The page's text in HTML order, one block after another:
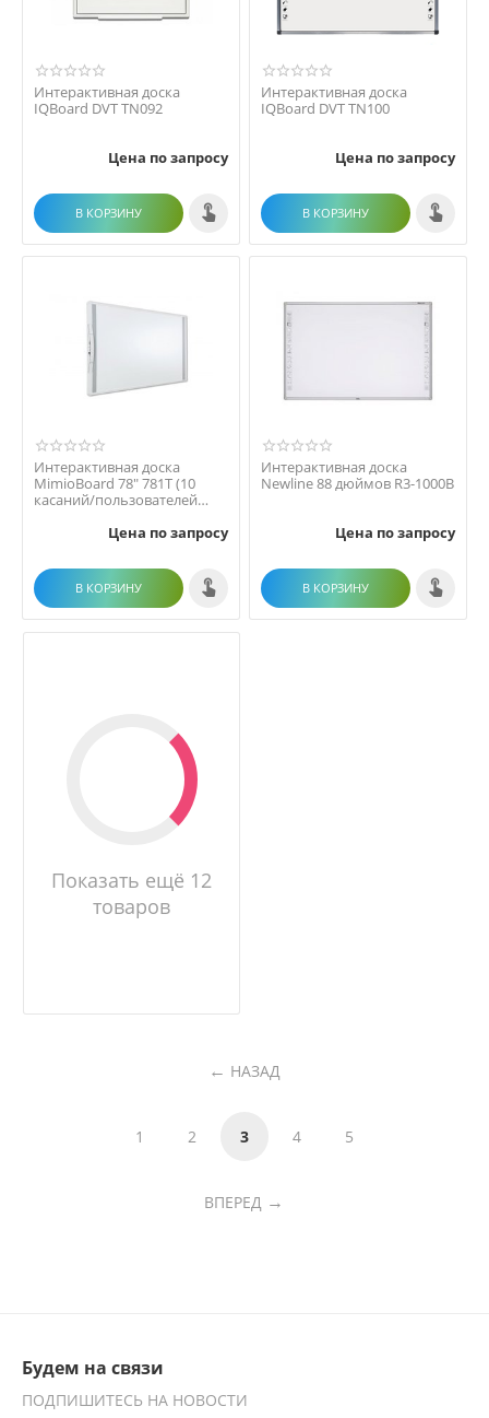
Интерактивная доска
IQBoard DVT TN092
Цена по запросу
В КОРЗИНУ
Интерактивная доска
IQBoard DVT TN100
Цена по запросу
В КОРЗИНУ
Интерактивная доска
MimioBoard 78" 781Т (10
касаний/пользователей
Цена по запросу
В КОРЗИНУ
Интерактивная доска
Newline 88 дюймов R3-1000B
Цена по запросу
В КОРЗИНУ
Показать ещё 12
товаров
НАЗАД
1 2 3 4 5
ВПЕРЕД
Будем на связи
ПОДПИШИТЕСЬ НА НОВОСТИ